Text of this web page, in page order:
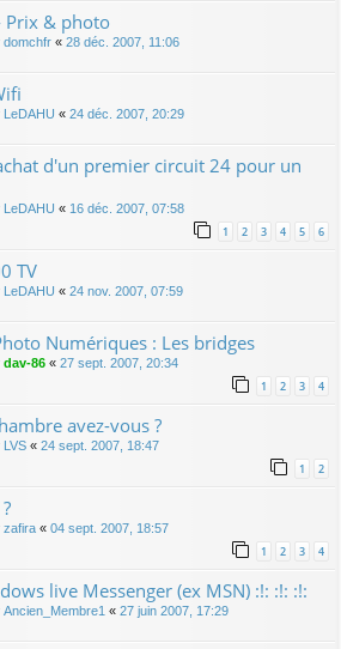
Prix & photo
domchfr « 28 déc. 2007, 11:06
LeDAHU « 24 déc. 2007, 20:29
d'un premier circuit 24 pour un
LeDAHU « 16 déc. 2007, 07:58
1 2 3 4 5 6
TV
LeDAHU « 24 nov. 2007, 07:59
Numériques : Les bridges
dav-86 « 27 sept. 2007, 20:34
1 2 3 4
avez-vous ?
LVS « 24 sept. 2007, 18:47
1 2
zafira « 04 sept. 2007, 18:57
1 2 3 4
live Messenger (ex MSN) :!: :!: :!:
Ancien_Membre1 « 27 juin 2007, 17:29